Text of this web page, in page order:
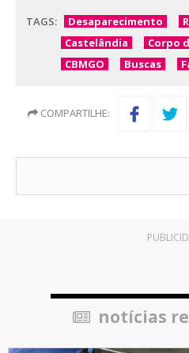
TAGS: Desaparecimento
Castelândia
Corpo
CBMGO
Buscas
COMPARTILHE:
notícias